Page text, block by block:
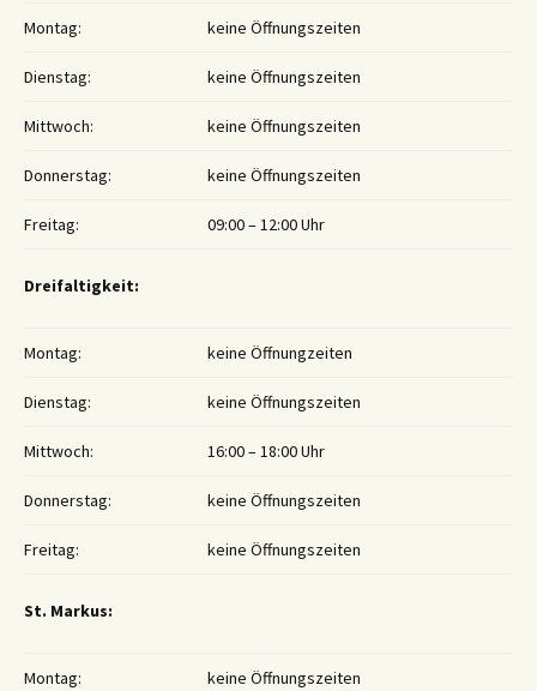
Montag: keine Öffnungszeiten
Dienstag: keine Öffnungszeiten
Mittwoch: keine Öffnungszeiten
Donnerstag: keine Öffnungszeiten
Freitag: 09:00 – 12:00 Uhr
Dreifaltigkeit:
Montag: keine Öffnungzeiten
Dienstag: keine Öffnungszeiten
Mittwoch: 16:00 – 18:00 Uhr
Donnerstag: keine Öffnungszeiten
Freitag: keine Öffnungszeiten
St. Markus:
Montag: keine Öffnungszeiten